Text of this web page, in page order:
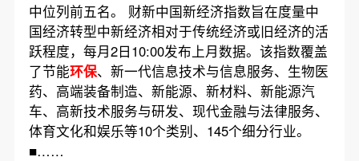
中位列前五名。 财新中国新经济指数旨在度量中
国经济转型中新经济相对于传统经济或旧经济的活
跃程度，每月2日10:00发布上月数据。该指数覆盖
了节能环保、新一代信息技术与信息服务、生物医
药、高端装备制造、新能源、新材料、新能源汽
车、高新技术服务与研发、现代金融与法律服务、
体育文化和娱乐等10个类别、145个细分行业。
■……